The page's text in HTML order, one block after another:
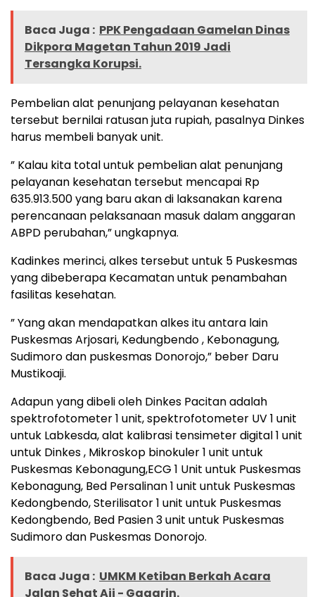
Baca Juga : PPK Pengadaan Gamelan Dinas
Dikpora Magetan Tahun 2019 Jadi
Tersangka Korupsi.
Pembelian alat penunjang pelayanan kesehatan
tersebut bernilai ratusan juta rupiah, pasalnya Dinkes
harus membeli banyak unit.
” Kalau kita total untuk pembelian alat penunjang
pelayanan kesehatan tersebut mencapai Rp
635.913.500 yang baru akan di laksanakan karena
perencanaan pelaksanaan masuk dalam anggaran
ABPD perubahan,” ungkapnya.
Kadinkes merinci, alkes tersebut untuk 5 Puskesmas
yang dibeberapa Kecamatan untuk penambahan
fasilitas kesehatan.
” Yang akan mendapatkan alkes itu antara lain
Puskesmas Arjosari, Kedungbendo , Kebonagung,
Sudimoro dan puskesmas Donorojo,” beber Daru
Mustikoaji.
Adapun yang dibeli oleh Dinkes Pacitan adalah
spektrofotometer 1 unit, spektrofotometer UV 1 unit
untuk Labkesda, alat kalibrasi tensimeter digital 1 unit
untuk Dinkes , Mikroskop binokuler 1 unit untuk
Puskesmas Kebonagung,ECG 1 Unit untuk Puskesmas
Kebonagung, Bed Persalinan 1 unit untuk Puskesmas
Kedongbendo, Sterilisator 1 unit untuk Puskesmas
Kedongbendo, Bed Pasien 3 unit untuk Puskesmas
Sudimoro dan Puskesmas Donorojo.
Baca Juga : UMKM Ketiban Berkah Acara
Jalan Sehat Aji - Gagarin.